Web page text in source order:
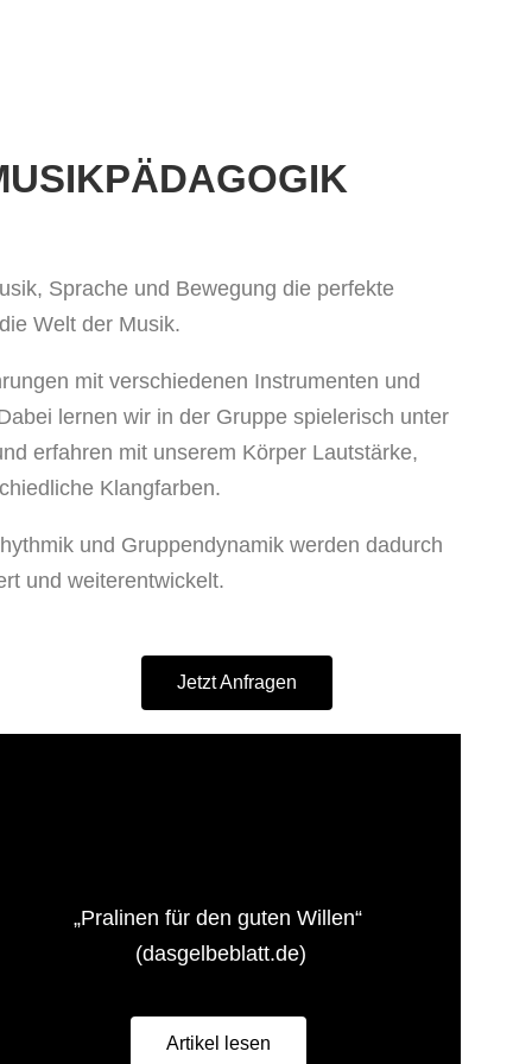
Sprache und Bewegung die perfekte
Welt der Musik.
mit verschiedenen Instrumenten und
lernen wir in der Gruppe spielerisch unter
erfahren mit unserem Körper Lautstärke,
Klangfarben.
und Gruppendynamik werden dadurch
und weiterentwickelt.
Jetzt Anfragen
„Pralinen für den guten Willen“
(dasgelbeblatt.de)
Artikel lesen